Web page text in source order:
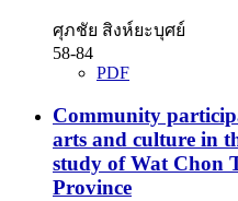
ศุภชัย สิงห์ยะบุศย์
58-84
PDF
Community
arts and culture in
study of Wat Chon
Province